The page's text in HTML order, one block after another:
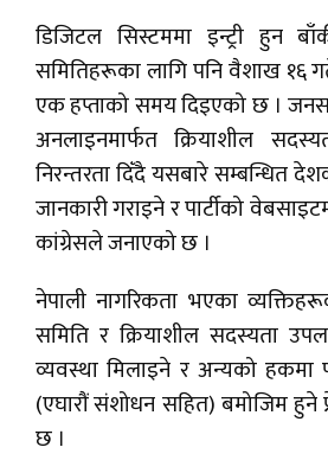
डिजिटल सिस्टममा इन्ट्री हुन
समितिहरूका लागि पनि वैशाख १६
एक हप्ताको समय दिइएको छ ।
अनलाइनमार्फत क्रियाशील
निरन्तरता दिँदै यसबारे सम्बन्धित
जानकारी गराइने र पार्टीको
कांग्रेसले जनाएको छ ।
नेपाली नागरिकता भएका
समिति र क्रियाशील सदस्यता
व्यवस्था मिलाइने र अन्यको हकमा
(एघारौं संशोधन सहित) बमोजिम हुने
छ ।